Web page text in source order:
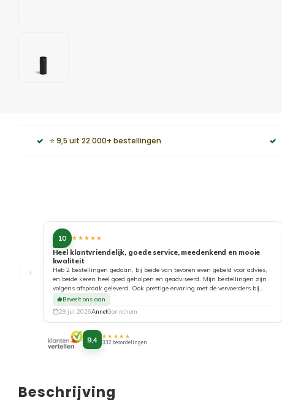
⭐ 9,5 uit 22.000+ bestellingen
‹
10 ★★★★★
Heel klantvriendelijk, goede service, meedenkend en mooie
kwaliteit
Heb 2 bestellingen gedaan, bij beide van tevoren even gebeld voor advies,
en beide keren heel goed geholpen en geadviseerd. Mijn bestellingen zijn
volgens afspraak geleverd. Ook prettige ervaring met de vervoerders bij
aflevering. Top!
Beveelt ons aan
29 jul. 2026AnnetGorinchem
9,4 ★★★★★
332 beoordelingen
Beschrijving